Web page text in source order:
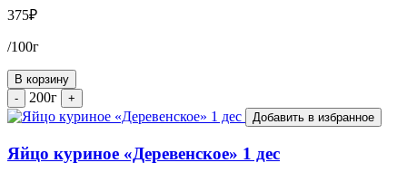
375₽
/100г
В корзину
-
200г
+
Добавить в избранное
Яйцо куриное «Деревенское» 1 дес